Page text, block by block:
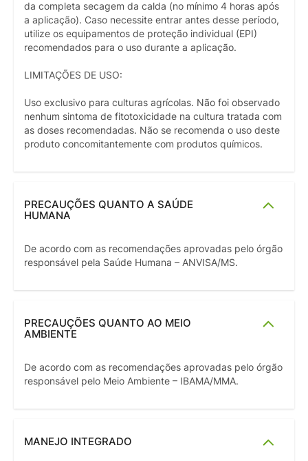
da completa secagem da calda (no mínimo 4 horas após
a aplicação). Caso necessite entrar antes desse período,
utilize os equipamentos de proteção individual (EPI)
recomendados para o uso durante a aplicação.
LIMITAÇÕES DE USO:
Uso exclusivo para culturas agrícolas. Não foi observado
nenhum sintoma de fitotoxicidade na cultura tratada com
as doses recomendadas. Não se recomenda o uso deste
produto concomitantemente com produtos químicos.
PRECAUÇÕES QUANTO A SAÚDE
HUMANA
De acordo com as recomendações aprovadas pelo órgão
responsável pela Saúde Humana – ANVISA/MS.
PRECAUÇÕES QUANTO AO MEIO
AMBIENTE
De acordo com as recomendações aprovadas pelo órgão
responsável pelo Meio Ambiente – IBAMA/MMA.
MANEJO INTEGRADO